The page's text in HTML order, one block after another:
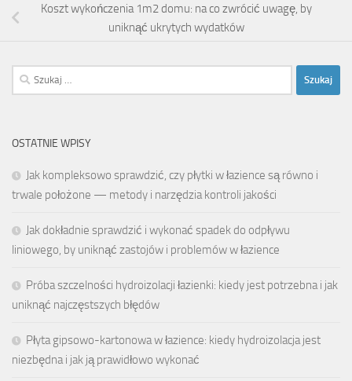
Koszt wykończenia 1m2 domu: na co zwrócić uwagę, by
uniknąć ukrytych wydatków
Szukaj:
OSTATNIE WPISY
Jak kompleksowo sprawdzić, czy płytki w łazience są równo i
trwale położone — metody i narzędzia kontroli jakości
Jak dokładnie sprawdzić i wykonać spadek do odpływu
liniowego, by uniknąć zastojów i problemów w łazience
Próba szczelności hydroizolacji łazienki: kiedy jest potrzebna i jak
uniknąć najczęstszych błędów
Płyta gipsowo-kartonowa w łazience: kiedy hydroizolacja jest
niezbędna i jak ją prawidłowo wykonać